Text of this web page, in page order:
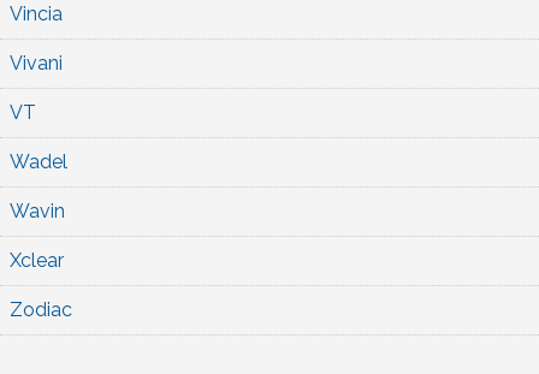
Vincia
Vivani
VT
Wadel
Wavin
Xclear
Zodiac